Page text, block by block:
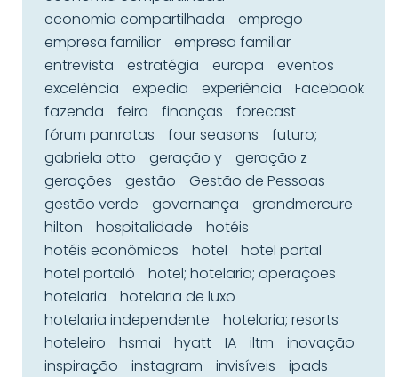
economia compartilhada
emprego
empresa familiar
empresa familiar
entrevista
estratégia europa
eventos
excelência
expedia experiência
Facebook
fazenda
feira finanças
forecast
fórum panrotas
four seasons
futuro;
gabriela otto
geração y
geração z
gerações
gestão
Gestão de Pessoas
gestão verde
governança
grandmercure
hilton
hospitalidade
hotéis
hotéis econômicos
hotel
hotel portal
hotel portaló
hotel; hotelaria; operações
hotelaria
hotelaria de luxo
hotelaria independente
hotelaria; resorts
hoteleiro
hsmai hyatt IA iltm
inovação
inspiração
instagram invisíveis
ipads